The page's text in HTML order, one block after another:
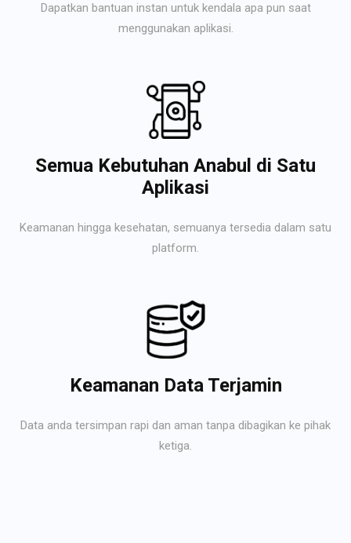
Dapatkan bantuan instan untuk kendala apa pun saat
menggunakan aplikasi.
Semua Kebutuhan Anabul di Satu
Aplikasi
Keamanan hingga kesehatan, semuanya tersedia dalam satu
platform.
Keamanan Data Terjamin
Data anda tersimpan rapi dan aman tanpa dibagikan ke pihak
ketiga.